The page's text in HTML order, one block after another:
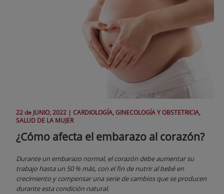
22 de JUNIO, 2022 | CARDIOLOGÍA, GINECOLOGÍA Y OBSTETRICIA,
SALUD DE LA MUJER
¿Cómo afecta el embarazo al corazón?
Durante un embarazo normal, el corazón debe aumentar su
trabajo hasta un 50 % más, con el fin de nutrir al bebé en
crecimiento y compensar una serie de cambios que se producen
durante esta condición natural.